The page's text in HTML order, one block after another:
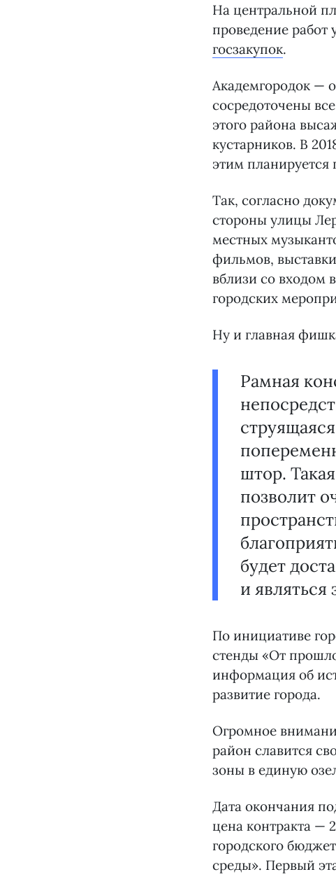
На центральной
проведение работ
госзакупок.
Академгородок —
сосредоточены
этого района
кустарников. В
этим планируется
Так, согласно
стороны улицы
местных
фильмов,
вблизи со входом
городских
Ну и главная
Рамная
штор.
позволит
будет
и являться
По инициативе
стенды «От
информация об
развитие города.
Огромное
район славится
зоны в единую
Дата окончания
цена контракта —
городского
среды». Первый